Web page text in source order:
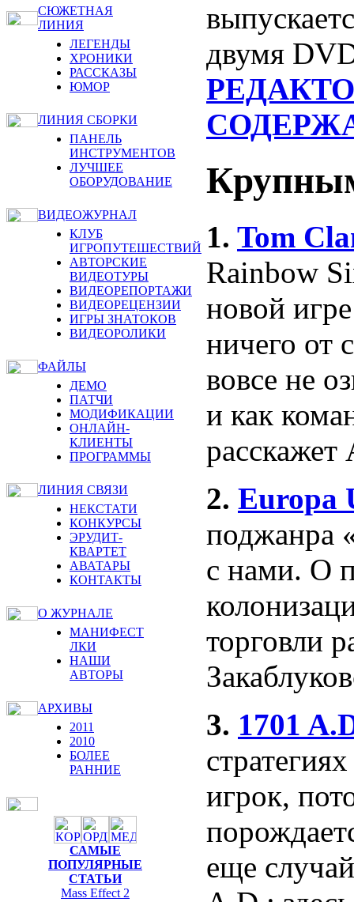
СЮЖЕТНАЯ
ЛИНИЯ
ЛЕГЕНДЫ
ХРОНИКИ
РАССКАЗЫ
ЮМОР
ЛИНИЯ СБОРКИ
ПАНЕЛЬ
ИНСТРУМЕНТОВ
ЛУЧШЕЕ
ОБОРУДОВАНИЕ
ВИДЕОЖУРНАЛ
КЛУБ
ИГРОПУТЕШЕСТВИЙ
АВТОРСКИЕ
ВИДЕОТУРЫ
ВИДЕОРЕПОРТАЖИ
ВИДЕОРЕЦЕНЗИИ
ИГРЫ ЗНАТОКОВ
ВИДЕОРОЛИКИ
ФАЙЛЫ
ДЕМО
ПАТЧИ
МОДИФИКАЦИИ
ОНЛАЙН-
КЛИЕНТЫ
ПРОГРАММЫ
ЛИНИЯ СВЯЗИ
НЕКСТАТИ
КОНКУРСЫ
ЭРУДИТ-
КВАРТЕТ
АВАТАРЫ
КОНТАКТЫ
О ЖУРНАЛЕ
МАНИФЕСТ
ЛКИ
НАШИ
АВТОРЫ
АРХИВЫ
2011
2010
БОЛЕЕ
РАННИЕ
САМЫЕ
ПОПУЛЯРНЫЕ
СТАТЬИ
Mass Effect 2
двумя
1. Tom
Rainbow
новой
ничего от
вовсе не
и как
расскажет
2. Europa
поджанра
с нами. О
торговли
3. 1701
игрок,
еще